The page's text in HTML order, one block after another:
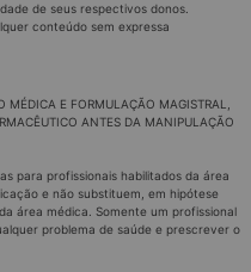
de seus respectivos donos.
conteúdo sem expressa
MÉDICA E FORMULAÇÃO MAGISTRAL,
ANTES DA MANIPULAÇÃO
para profissionais habilitados da área
e não substituem, em hipótese
área médica. Somente um profissional
problema de saúde e prescrever o